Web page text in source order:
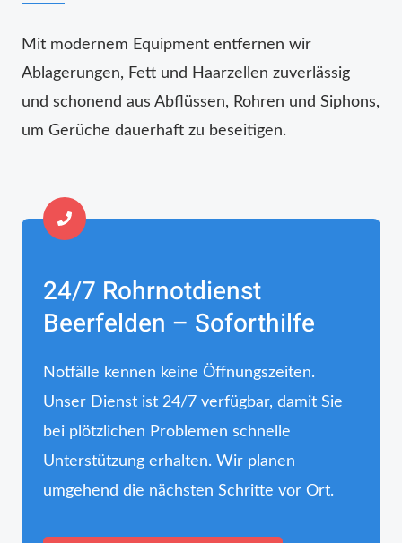
Mit modernem Equipment entfernen wir
Ablagerungen, Fett und Haarzellen zuverlässig
und schonend aus Abflüssen, Rohren und Siphons,
um Gerüche dauerhaft zu beseitigen.
24/7 Rohrnotdienst
Beerfelden – Soforthilfe
Notfälle kennen keine Öffnungszeiten.
Unser Dienst ist 24/7 verfügbar, damit Sie
bei plötzlichen Problemen schnelle
Unterstützung erhalten. Wir planen
umgehend die nächsten Schritte vor Ort.